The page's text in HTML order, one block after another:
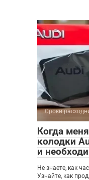
Сроки
Когда
колодки
и
Не знаете, как
Узнайте, как